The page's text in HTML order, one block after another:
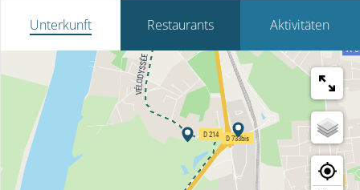
Unterkunft Restaurants Aktivitäten